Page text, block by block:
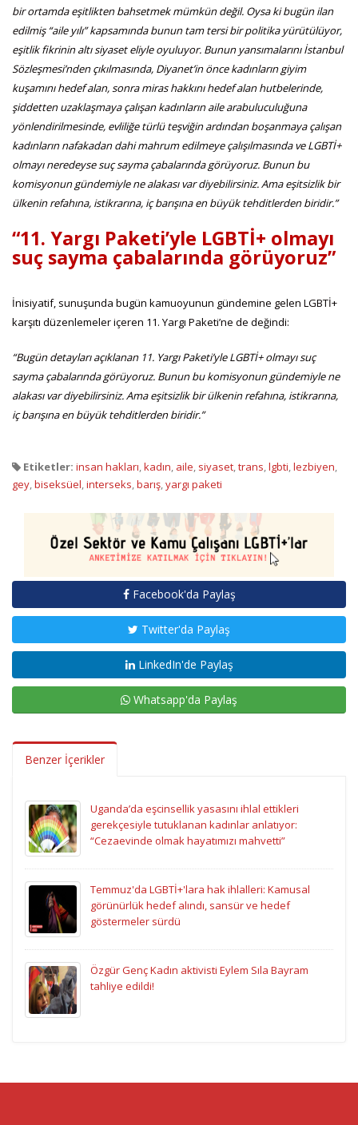
bir ortamda eşitlikten bahsetmek mümkün değil. Oysa ki bugün ilan
edilmiş “aile yılı” kapsamında bunun tam tersi bir politika yürütülüyor,
eşitlik fikrinin altı siyaset eliyle oyuluyor. Bunun yansımalarını İstanbul
Sözleşmesi’nden çıkılmasında, Diyanet’in önce kadınların giyim
kuşamını hedef alan, sonra miras hakkını hedef alan hutbelerinde,
şiddetten uzaklaşmaya çalışan kadınların aile arabuluculuğuna
yönlendirilmesinde, evliliğe türlü teşviğin ardından boşanmaya çalışan
kadınların nafakadan dahi mahrum edilmeye çalışılmasında ve LGBTİ+
olmayı neredeyse suç sayma çabalarında görüyoruz. Bunun bu
komisyonun gündemiyle ne alakası var diyebilirsiniz. Ama eşitsizlik bir
ülkenin refahına, istikrarına, iç barışına en büyük tehditlerden biridir.”
“11. Yargı Paketi’yle LGBTİ+ olmayı
suç sayma çabalarında görüyoruz”
İnisiyatif, sunuşunda bugün kamuoyunun gündemine gelen LGBTİ+
karşıtı düzenlemeler içeren 11. Yargı Paketi’ne de değindi:
“Bugün detayları açıklanan 11. Yargı Paketi’yle LGBTİ+ olmayı suç
sayma çabalarında görüyoruz. Bunun bu komisyonun gündemiyle ne
alakası var diyebilirsiniz. Ama eşitsizlik bir ülkenin refahına, istikrarına,
iç barışına en büyük tehditlerden biridir.”
Etiketler: insan hakları kadın aile siyaset trans lgbti lezbiyen
gey biseksüel interseks barış yargı paketi
Facebook'da Paylaş
Twitter'da Paylaş
LinkedIn'de Paylaş
Whatsapp'da Paylaş
Benzer İçerikler
Uganda’da eşcinsellik yasasını ihlal ettikleri
gerekçesiyle tutuklanan kadınlar anlatıyor:
“Cezaevinde olmak hayatımızı mahvetti”
Temmuz'da LGBTİ+'lara hak ihlalleri: Kamusal
görünürlük hedef alındı, sansür ve hedef
göstermeler sürdü
Özgür Genç Kadın aktivisti Eylem Sıla Bayram
tahliye edildi!